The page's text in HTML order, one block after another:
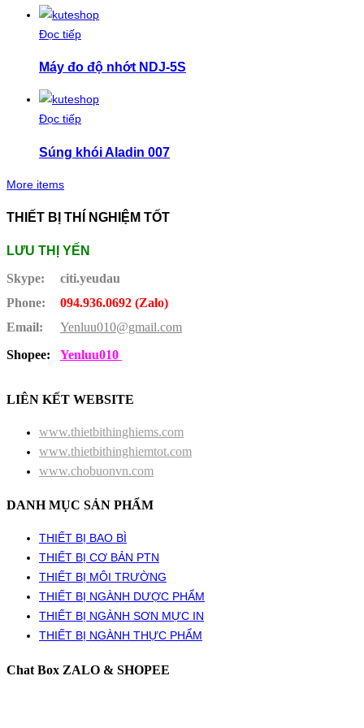
Đọc tiếp
Máy đo độ nhớt NDJ-5S
Đọc tiếp
Súng khói Aladin 007
More items
THIẾT BỊ THÍ NGHIỆM TỐT
LƯU THỊ YẾN
Skype:
citi.yeudau
Phone:
094.936.0692 (Zalo)
Email:
Yenluu010@gmail.com
Shopee:
Yenluu010
LIÊN KẾT WEBSITE
www.thietbithinghiems.com
www.thietbithinghiemtot.com
www.chobuonvn.com
DANH MỤC SẢN PHẨM
THIẾT BỊ BAO BÌ
THIẾT BỊ CƠ BẢN PTN
THIẾT BỊ MÔI TRƯỜNG
THIẾT BỊ NGÀNH DƯỢC PHẨM
THIẾT BỊ NGÀNH SƠN MỰC IN
THIẾT BỊ NGÀNH THỰC PHẨM
Chat Box ZALO & SHOPEE